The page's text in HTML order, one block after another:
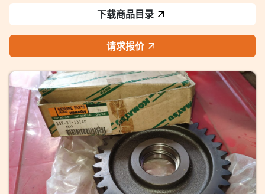
下载商品目录
请求报价